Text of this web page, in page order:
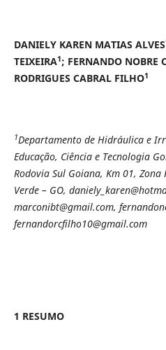
DANIELY KAREN MATIAS ALVES
TEIXEIRA1; FERNANDO NOBRE
RODRIGUES CABRAL FILHO1
1Departamento de Hidráulica e
Educação, Ciência e Tecnologia
Rodovia Sul Goiana, Km 01, Zona
Verde – GO,
marconibt@gmail.com,
fernandorcfilho10@gmail.com
1 RESUMO